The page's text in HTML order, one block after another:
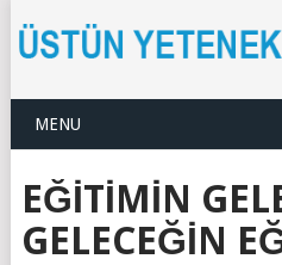
MENU
EĞITIMIN
GELECEĞIN